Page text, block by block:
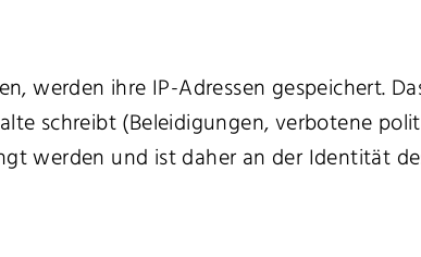
werden ihre IP-Adressen gespeichert.
schreibt (Beleidigungen, verbotene
werden und ist daher an der Identität